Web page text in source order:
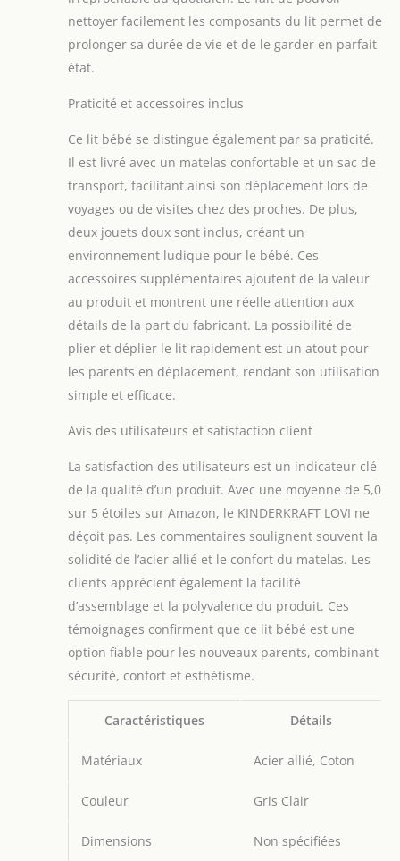
en 1 pour les enfants de la naissance
jusqu'à 75 cm de hauteur, 9 kg ou
(selon la première éventualité). Il peut
servir de lit d'appoint et de lit bébé
être utilisé comme lit de voyage
produit 2: SÛR - cadre en acier solide
et durable. Il a de longs pieds qui
augmentent la stabilité de la
structure. La paroi rabattable est
additionnellement renforcée avec un
matériau souple. Le lit bébé est
conforme aux normes EN 16890: 2017
et EN 1130: 2019 pour les lits bébé et
les lits d'appoint produit 2:
ERGONOMIQUE: matelas ferme
(recommandé par les
kinésithérapeutes), 5 niveaux de
réglage en hauteur du matelas. Il est
universel - les pieds réglables vous
d'appoint au lit des parents, la fixation
sécurisées. L'angle d’inclinaison du
matelas peut être ajusté à 2 niveaux
produit 2: PRATIQUE - le côté peut être
abaissé en quelques secondes, grâce
à quoi NESTE UP se transforme d'un lit
bébé en lit d'appoint. Sur un côté, il y
a un filet qui assure la circulation de
l'air. Les parents peuvent également
toujours garder un œil sur le bambin.
La fonction lit d'appoint facilite
l'alimentation nocturne
nettoyer facilement les composants du lit permet de
prolonger sa durée de vie et de le garder en parfait
état.
Praticité et accessoires inclus
Ce lit bébé se distingue également par sa praticité.
Il est livré avec un matelas confortable et un sac de
transport, facilitant ainsi son déplacement lors de
voyages ou de visites chez des proches. De plus,
deux jouets doux sont inclus, créant un
environnement ludique pour le bébé. Ces
accessoires supplémentaires ajoutent de la valeur
au produit et montrent une réelle attention aux
détails de la part du fabricant. La possibilité de
plier et déplier le lit rapidement est un atout pour
les parents en déplacement, rendant son utilisation
simple et efficace.
Avis des utilisateurs et satisfaction client
La satisfaction des utilisateurs est un indicateur clé
de la qualité d’un produit. Avec une moyenne de 5,0
sur 5 étoiles sur Amazon, le KINDERKRAFT LOVI ne
déçoit pas. Les commentaires soulignent souvent la
solidité de l’acier allié et le confort du matelas. Les
clients apprécient également la facilité
d’assemblage et la polyvalence du produit. Ces
témoignages confirment que ce lit bébé est une
option fiable pour les nouveaux parents, combinant
sécurité, confort et esthétisme.
Caractéristiques Détails
Matériaux Acier allié, Coton
Couleur Gris Clair
Dimensions Non spécifiées